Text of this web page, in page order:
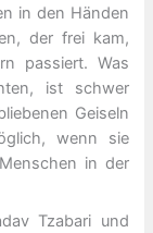
in den Händen
der frei kam,
passiert. Was
ist schwer
Geiseln
wenn sie
in der
Tzabari und